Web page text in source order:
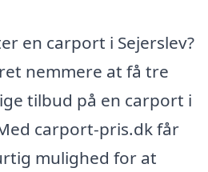
en carport i Sejerslev?
nemmere at få tre
tilbud på en carport i
carport-pris.dk får
mulighed for at